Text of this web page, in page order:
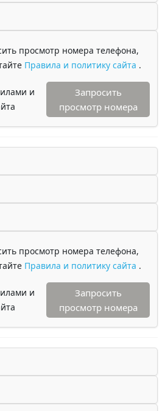
просмотр номера телефона,
Правила и политику сайта .
и
Запросить
просмотр номера
просмотр номера телефона,
Правила и политику сайта .
и
Запросить
просмотр номера